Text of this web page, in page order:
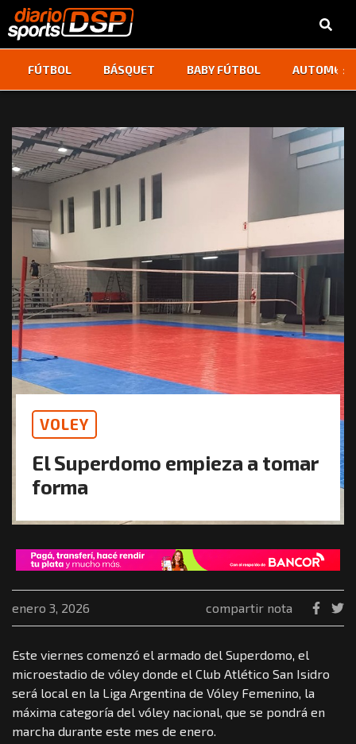
FÚTBOL BÁSQUET BABY FÚTBOL ‹ ›
VOLEY
El Superdomo empieza a tomar
forma
enero 3, 2026 compartir nota
Este viernes comenzó el armado del Superdomo, el
microestadio de vóley donde el Club Atlético San Isidro
será local en la Liga Argentina de Vóley Femenino, la
máxima categoría del vóley nacional, que se pondrá en
marcha durante este mes de enero.